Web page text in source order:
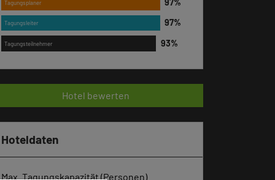
Tagungsplaner
Tagungsleiter
Tagungsteilnehmer
Hotel bewerten
Hoteldaten
Max. Tagungskapazität (Personen)